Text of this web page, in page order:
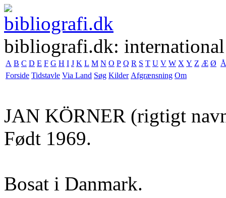
bibliografi.dk:
A B C D E F G H I J K L M N O P Q R S T U V W X Y Z Æ Ø Å
Forside Tidstavle Via Land Søg Kilder Afgrænsning Om
JAN KÖRNER (rigtigt
Født 1969.
Bosat i Danmark.